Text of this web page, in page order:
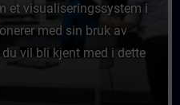
et visualiseringssystem i
med sin bruk av
vil bli kjent med i dette